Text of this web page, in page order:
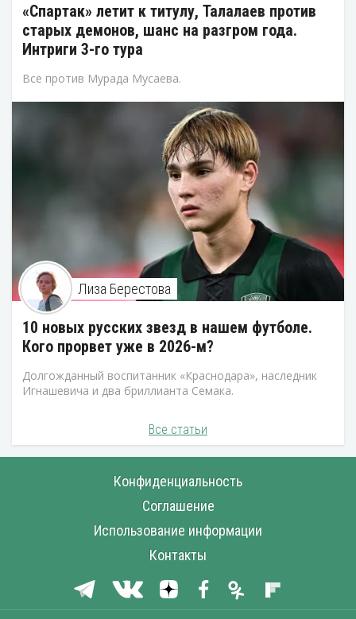
«Спартак» летит к титулу, Талалаев против
старых демонов, шанс на разгром года.
Интриги 3-го тура
Все против Мурада Мусаева.
Лиза Берестова
10 новых русских звезд в нашем футболе.
Кого прорвет уже в 2026-м?
Долгожданный воспитанник «Краснодара», наследник
Игнашевича и два бриллианта Семака.
Все статьи
Конфиденциальность
Соглашение
Использование информации
Контакты